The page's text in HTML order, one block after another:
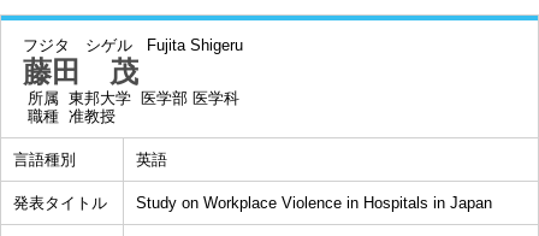
フジタ シゲル Fujita Shigeru
藤田 茂
所属 東邦大学 医学部 医学科
職種 准教授
言語種別 英語
発表タイトル Study on Workplace Violence in Hospitals in Japan